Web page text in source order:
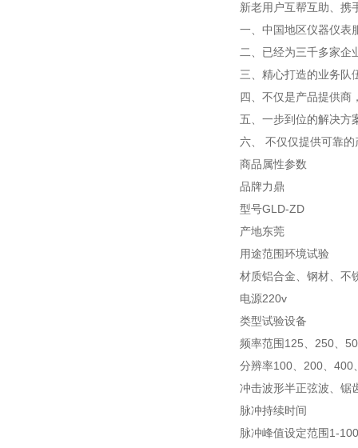
新老用户互帮互助、携
一、中国地区仪器仪表
二、已经为三千多家企
三、精心打造的业务队
四、不仅是产品提供商
五、一步到位的解决方
六、 不仅仅提供可靠
商品属性参数
品牌力鼎
型号GLD-ZD
产地东莞
用途范围环境试验
材质铝合金、钢材、不
电源220v
类型试验设备
频率范围125、250、
分辨率100、200、400
冲击波形半正弦波、锯
脉冲持续时间
脉冲峰值设定范围1-